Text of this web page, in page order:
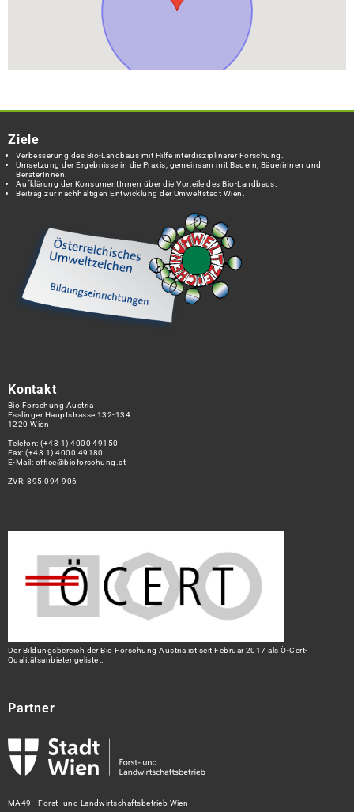
Ziele
Verbesserung des Bio-Landbaus mit Hilfe interdisziplinärer Forschung.
Umsetzung der Ergebnisse in die Praxis, gemeinsam mit Bauern, Bäuerinnen und
BeraterInnen.
Aufklärung der KonsumentInnen über die Vorteile des Bio-Landbaus.
Beitrag zur nachhaltigen Entwicklung der Umweltstadt Wien.
Kontakt
Bio Forschung Austria
Esslinger Hauptstrasse 132-134
1220 Wien
Telefon:(+43 1) 4000 49150
Fax: (+43 1) 4000 49180
E-Mail: office@bioforschung.at
ZVR: 895 094 906
Der Bildungsbereich der Bio Forschung Austria ist seit Februar 2017 als Ö-Cert-
Qualitätsanbieter gelistet.
Partner
MA49 - Forst- und Landwirtschaftsbetrieb Wien